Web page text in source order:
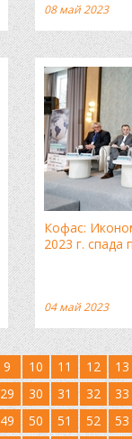
08 май 2023
Кофас:
2023 г. спада
04 май 2023
9 10 11 12
13
29 30 31 32
33
49 50 51 52
53